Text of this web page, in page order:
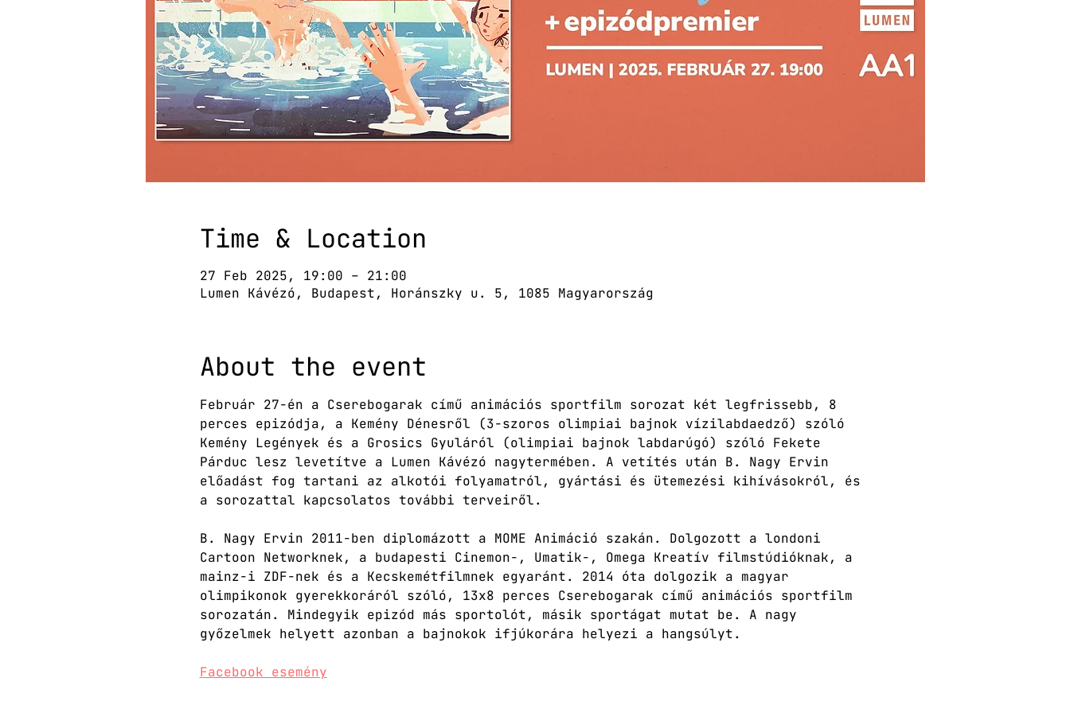
Time & Location
27 Feb 2025, 19:00 – 21:00
Lumen Kávézó, Budapest, Horánszky u. 5, 1085 Magyarország
About the event
Február 27-én a Cserebogarak című animációs sportfilm sorozat két legfrissebb, 8
perces epizódja, a Kemény Dénesről (3-szoros olimpiai bajnok vízilabdaedző) szóló
Kemény Legények és a Grosics Gyuláról (olimpiai bajnok labdarúgó) szóló Fekete
Párduc lesz levetítve a Lumen Kávézó nagytermében. A vetítés után B. Nagy Ervin
előadást fog tartani az alkotói folyamatról, gyártási és ütemezési kihívásokról, és
a sorozattal kapcsolatos további terveiről.
B. Nagy Ervin 2011-ben diplomázott a MOME Animáció szakán. Dolgozott a londoni
Cartoon Networknek, a budapesti Cinemon-, Umatik-, Omega Kreatív filmstúdióknak, a
mainz-i ZDF-nek és a Kecskemétfilmnek egyaránt. 2014 óta dolgozik a magyar
olimpikonok gyerekkoráról szóló, 13x8 perces Cserebogarak című animációs sportfilm
sorozatán. Mindegyik epizód más sportolót, másik sportágat mutat be. A nagy
győzelmek helyett azonban a bajnokok ifjúkorára helyezi a hangsúlyt.
Facebook esemény